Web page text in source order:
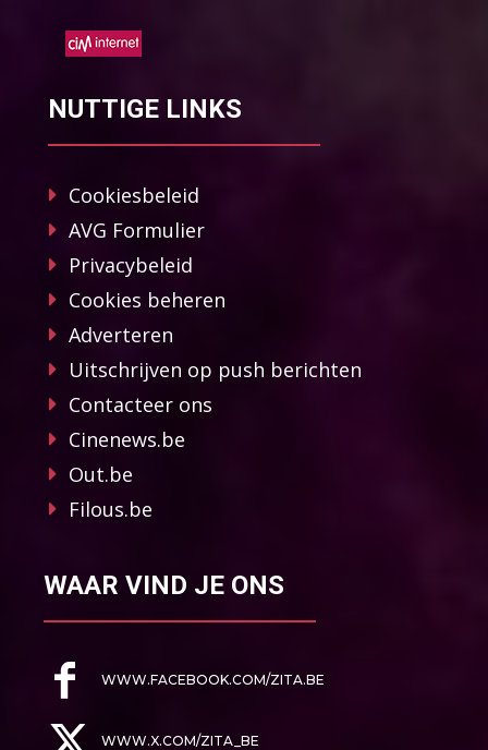
NUTTIGE LINKS
Cookiesbeleid
AVG Formulier
Privacybeleid
Cookies beheren
Adverteren
Uitschrijven op push berichten
Contacteer ons
Cinenews.be
Out.be
Filous.be
WAAR VIND JE ONS
WWW.FACEBOOK.COM/ZITA.BE
WWW.X.COM/ZITA_BE